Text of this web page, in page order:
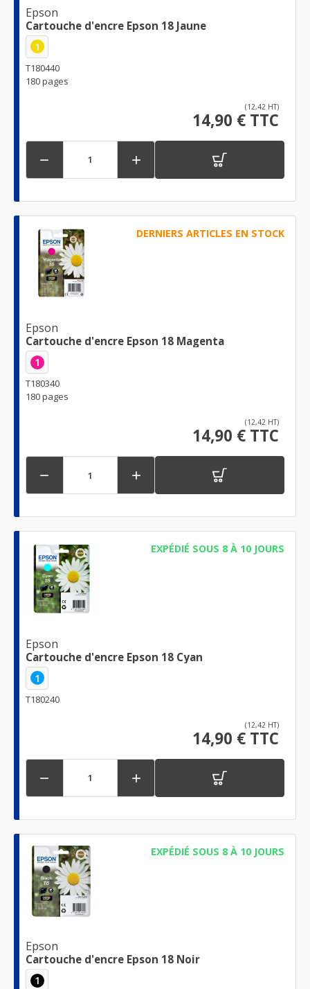
Epson
Cartouche d'encre Epson 18 Jaune
1
T180440
180 pages
(12,42 HT)
14,90 € TTC
 
DERNIERS ARTICLES EN STOCK
Epson
Cartouche d'encre Epson 18 Magenta
1
T180340
180 pages
(12,42 HT)
14,90 € TTC
 
EXPÉDIÉ SOUS 8 À 10 JOURS
Epson
Cartouche d'encre Epson 18 Cyan
1
T180240
(12,42 HT)
14,90 € TTC
 
EXPÉDIÉ SOUS 8 À 10 JOURS
Epson
Cartouche d'encre Epson 18 Noir
1